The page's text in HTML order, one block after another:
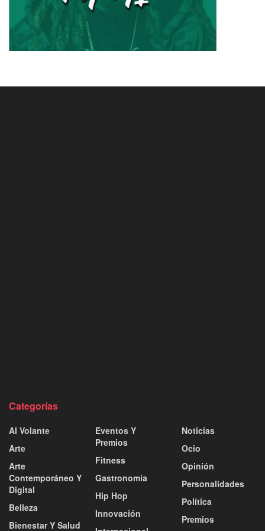
Categorías
Al Volante
Arte
Arte
Contemporáneo Y
Digital
Belleza
Bienestar Y Salud
Eventos Y
Premios
Fitness
Gastronomía
Hip Hop
Innovación
Noticias
Ocio
Opinión
Personalidades
Política
Premios